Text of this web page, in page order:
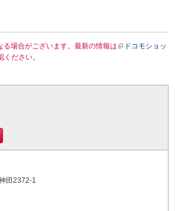
る場合がございます。最新の情報は
ドコモショッ
ください。
田2372-1